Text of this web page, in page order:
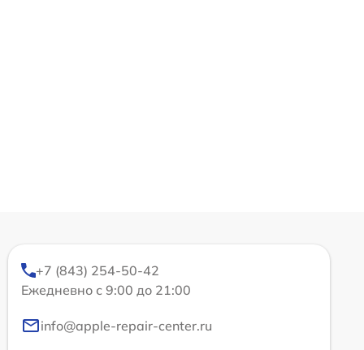
+7 (843) 254-50-42
Ежедневно с 9:00 до 21:00
info@apple-repair-center.ru